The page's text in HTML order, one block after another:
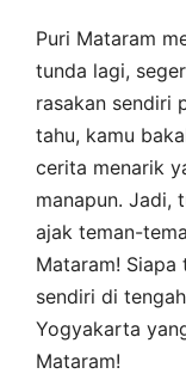
Puri Mataram
tunda lagi,
rasakan sendiri
tahu, kamu
cerita menarik
manapun. Jadi,
ajak teman-
Mataram! Siapa
sendiri di
Yogyakarta
Mataram!